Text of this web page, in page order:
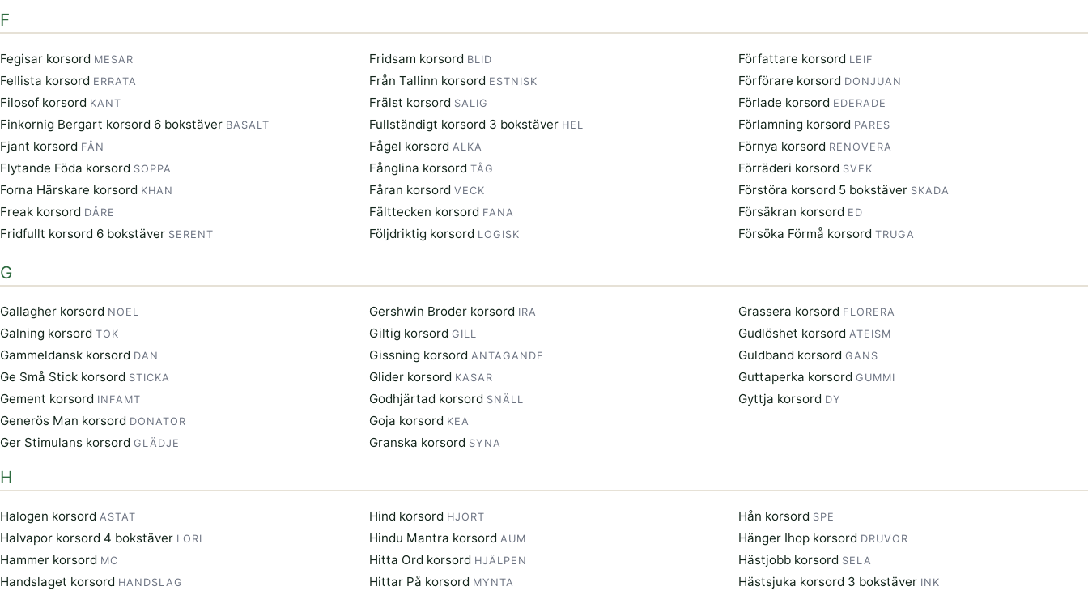
F
Fegisar korsord MESAR
Fellista korsord ERRATA
Filosof korsord KANT
Finkornig Bergart korsord 6 bokstäver BASALT
Fjant korsord FÅN
Flytande Föda korsord SOPPA
Forna Härskare korsord KHAN
Freak korsord DÅRE
Fridfullt korsord 6 bokstäver SERENT
Fridsam korsord BLID
Från Tallinn korsord ESTNISK
Frälst korsord SALIG
Fullständigt korsord 3 bokstäver HEL
Fågel korsord ALKA
Fånglina korsord TÅG
Fåran korsord VECK
Fälttecken korsord FANA
Följdriktig korsord LOGISK
Författare korsord LEIF
Förförare korsord DONJUAN
Förlade korsord EDERADE
Förlamning korsord PARES
Förnya korsord RENOVERA
Förräderi korsord SVEK
Förstöra korsord 5 bokstäver SKADA
Försäkran korsord ED
Försöka Förmå korsord TRUGA
G
Gallagher korsord NOEL
Galning korsord TOK
Gammeldansk korsord DAN
Ge Små Stick korsord STICKA
Gement korsord INFAMT
Generös Man korsord DONATOR
Ger Stimulans korsord GLÄDJE
Gershwin Broder korsord IRA
Giltig korsord GILL
Gissning korsord ANTAGANDE
Glider korsord KASAR
Godhjärtad korsord SNÄLL
Goja korsord KEA
Granska korsord SYNA
Grassera korsord FLORERA
Gudlöshet korsord ATEISM
Guldband korsord GANS
Guttaperka korsord GUMMI
Gyttja korsord DY
H
Halogen korsord ASTAT
Halvapor korsord 4 bokstäver LORI
Hammer korsord MC
Handslaget korsord HANDSLAG
Hind korsord HJORT
Hindu Mantra korsord AUM
Hitta Ord korsord HJÄLPEN
Hittar På korsord MYNTA
Hån korsord SPE
Hänger Ihop korsord DRUVOR
Hästjobb korsord SELA
Hästsjuka korsord 3 bokstäver INK